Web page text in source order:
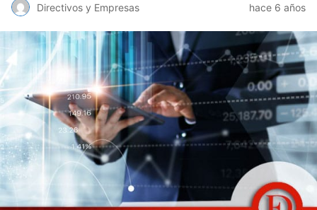
Directivos y Empresas hace 6 años